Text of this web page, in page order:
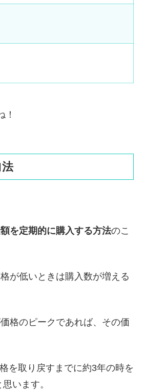
を定期的に購入する方法のこ
が低いときは購入数が増える
格のピークであれば、その価
を取り戻すまでに約3年の時を
います。